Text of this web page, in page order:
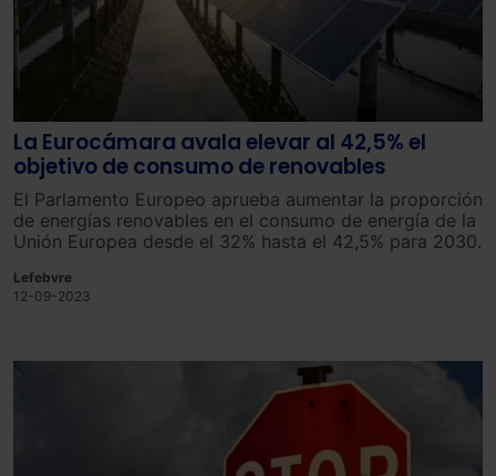
La Eurocámara avala elevar al 42,5% el
objetivo de consumo de renovables
El Parlamento Europeo aprueba aumentar la proporción
de energías renovables en el consumo de energía de la
Unión Europea desde el 32% hasta el 42,5% para 2030.
Lefebvre
12-09-2023